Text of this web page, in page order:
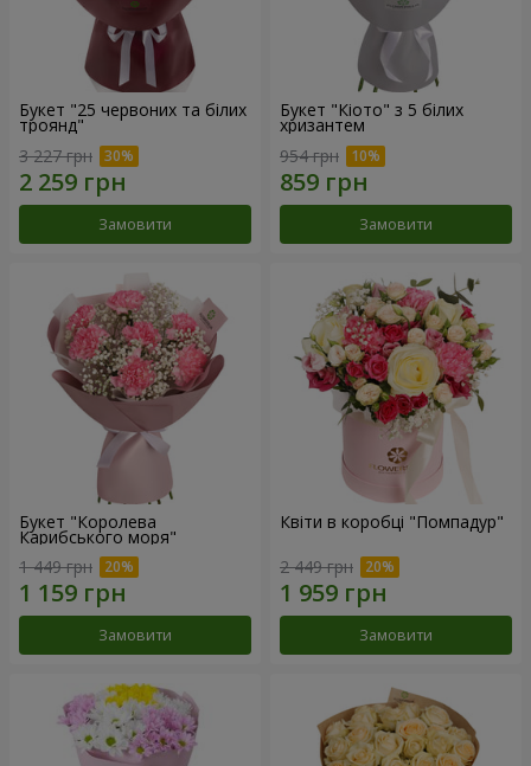
Букет "25 червоних та білих
троянд"
3 227 грн
Замовити
Букет "Кіото" з 5 білих
хризантем
954 грн
Замовити
Букет "Королева
Карибського моря"
1 449 грн
Замовити
Квіти в коробці "Помпадур"
2 449 грн
Замовити